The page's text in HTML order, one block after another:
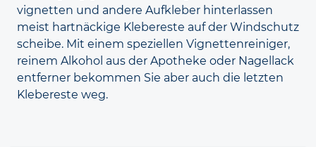
vignetten und andere Aufkleber hinter lassen
meist hartnäckige Klebereste auf der Windschutz
scheibe. Mit einem speziellen Vignettenreiniger,
reinem Alkohol aus der Apotheke oder Nagel lack
entferner bekommen Sie aber auch die letzten
Klebereste weg.